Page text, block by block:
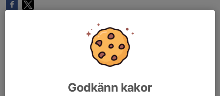
Godkänn kakor